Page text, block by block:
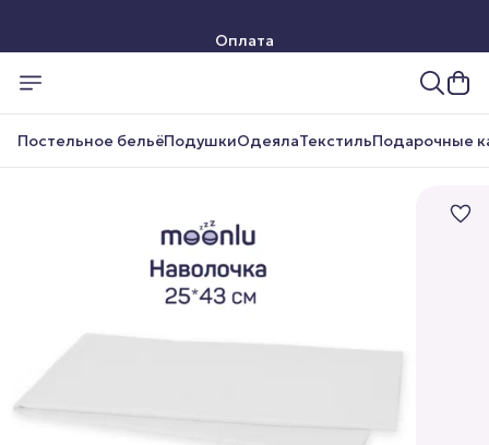
Постельное бельёПодушкиОдеялаТекстильПодарочные